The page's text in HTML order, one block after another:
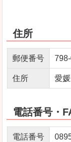
住所
郵便番号
住所 愛
電話番号・
電話番号